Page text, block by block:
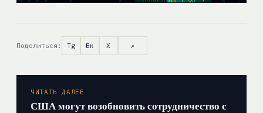
Поделиться: Tg Вк X ↗
ЧИТАТЬ ДАЛЕЕ
США могут возобновить сотрудничество с